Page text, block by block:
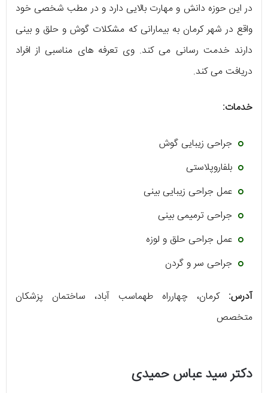
در این حوزه دانش و مهارت بالایی دارد و در مطب شخصی خود
واقع در شهر کرمان به بیمارانی که مشکلات گوش و حلق و بینی
دارند خدمت رسانی می کند. وی تعرفه های مناسبی از افراد
دریافت می کند.
خدمات:
جراحی زیبایی گوش
بلفاروپلاستی
عمل جراحی زیبایی بینی
جراحی ترمیمی بینی
عمل جراحی حلق و لوزه
جراحی سر و گردن
آدرس: کرمان، چهارراه طهماسب آباد، ساختمان پزشکان
متخصص
دکتر سید عباس حمیدی